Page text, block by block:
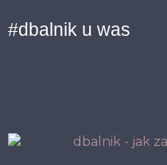
#dbalnik u was